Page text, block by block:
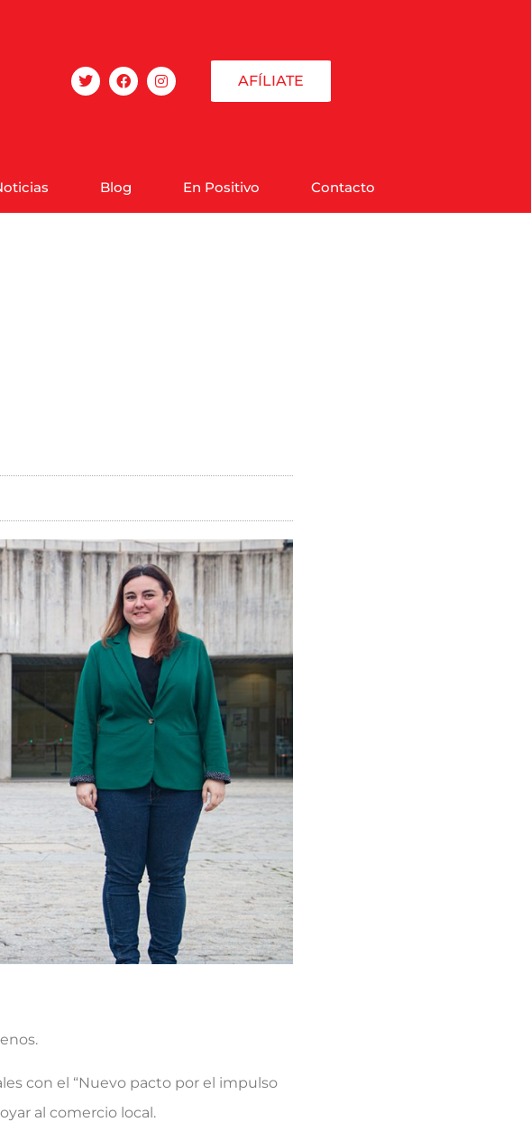
AFÍLIATE
Blog En Positivo Contacto
con el “Nuevo pacto por el impulso
al comercio local.